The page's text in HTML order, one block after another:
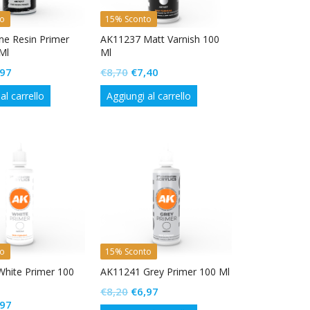
Resin Primer
prezzo
attuale
carrello
15% Sconto
AK11237 Matt Varnish 100
Ml
€8,70 Il
prezzo
originale
€7,40
prezzo
attuale
Aggiungi al carrello
Primer 100
15% Sconto
AK11241 Grey Primer 100 Ml
€8,20 Il
prezzo
€6,97
prezzo